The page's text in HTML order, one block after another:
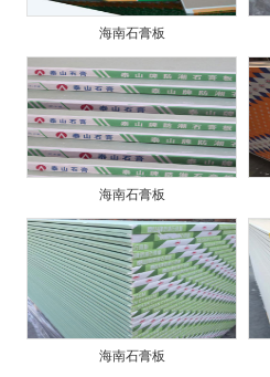
海南石膏板
海南石膏板
海南石膏板